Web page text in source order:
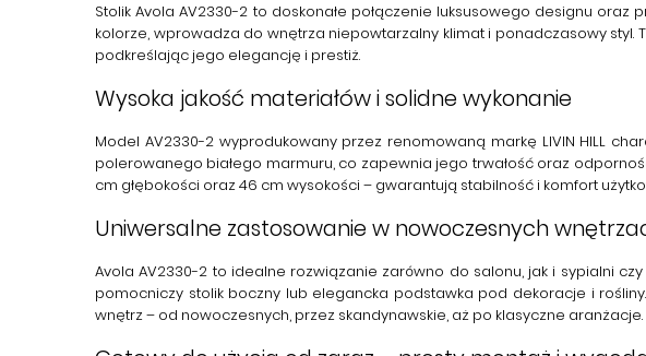
StolikAvola AV2330-2 to doskonałe połączenie luksusowego designu oraz
kolorze, wprowadza do wnętrza niepowtarzalny klimat i ponadczasowy styl.
podkreślając jego elegancję i prestiż.
Wysoka jakość materiałów i solidne wykonanie
Model AV2330-2 wyprodukowany przez renomowaną markę LIVIN HILL
polerowanego białego marmuru, co zapewnia jego trwałość oraz
cm głębokości oraz 46 cm wysokości – gwarantują stabilność i komfort
Uniwersalne zastosowanie w nowoczesnych
Avola AV2330-2 to idealne rozwiązanie zarówno do salonu, jak i sypialni
pomocniczy stolik boczny lub elegancka podstawka pod dekoracje i
wnętrz – od nowoczesnych, przez skandynawskie, aż po klasyczne aranżacje.